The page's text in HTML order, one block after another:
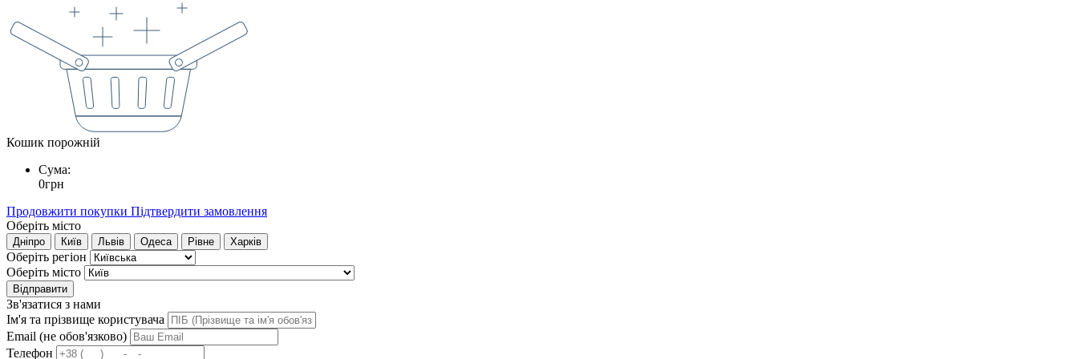
Кошик порожній
Сума:
0грн
Продовжити покупки Підтвердити замовлення
Оберіть місто
Дніпро Київ Львів Одеса Рівне Харків
Оберіть регіон
Оберіть місто
Відправити
Зв'язатися з нами
Ім'я та прізвище користувача
Email (не обов'язково)
Телефон